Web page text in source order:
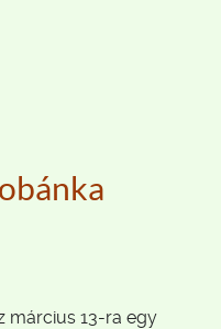
március 13-ra egy